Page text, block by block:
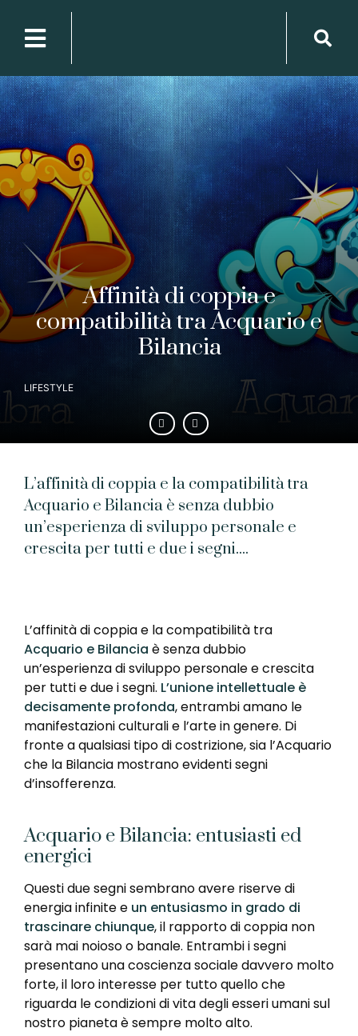
Affinità di coppia e
compatibilità tra Acquario e
Bilancia
LIFESTYLE
L’affinità di coppia e la compatibilità tra
Acquario e Bilancia è senza dubbio
un’esperienza di sviluppo personale e
crescita per tutti e due i segni....
L’affinità di coppia e la compatibilità tra
Acquario e Bilancia è senza dubbio
un’esperienza di sviluppo personale e crescita
per tutti e due i segni. L’unione intellettuale è
decisamente profonda, entrambi amano le
manifestazioni culturali e l’arte in genere. Di
fronte a qualsiasi tipo di costrizione, sia l’Acquario
che la Bilancia mostrano evidenti segni
d’insofferenza.
Acquario e Bilancia: entusiasti ed
energici
Questi due segni sembrano avere riserve di
energia infinite e un entusiasmo in grado di
trascinare chiunque, il rapporto di coppia non
sarà mai noioso o banale. Entrambi i segni
presentano una coscienza sociale davvero molto
forte, il loro interesse per tutto quello che
riguarda le condizioni di vita degli esseri umani sul
nostro pianeta è sempre molto alto.